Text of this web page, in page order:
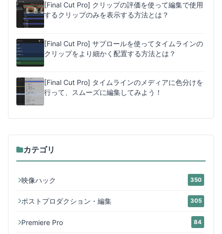
[Final Cut Pro] クリップの評価を使って編集で使用
するクリップのみを表示する方法とは？
[Final Cut Pro] サブロールを使ってタイムラインの
クリップをより細かく配置する方法とは？
[Final Cut Pro] タイムラインのメディアに色分けを
行って、スムーズに編集してみよう！
カテゴリ
映像ハック 350
ポストプロダクション・編集 305
Premiere Pro 84